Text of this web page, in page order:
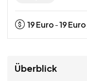
19Euro -19Euro
Überblick